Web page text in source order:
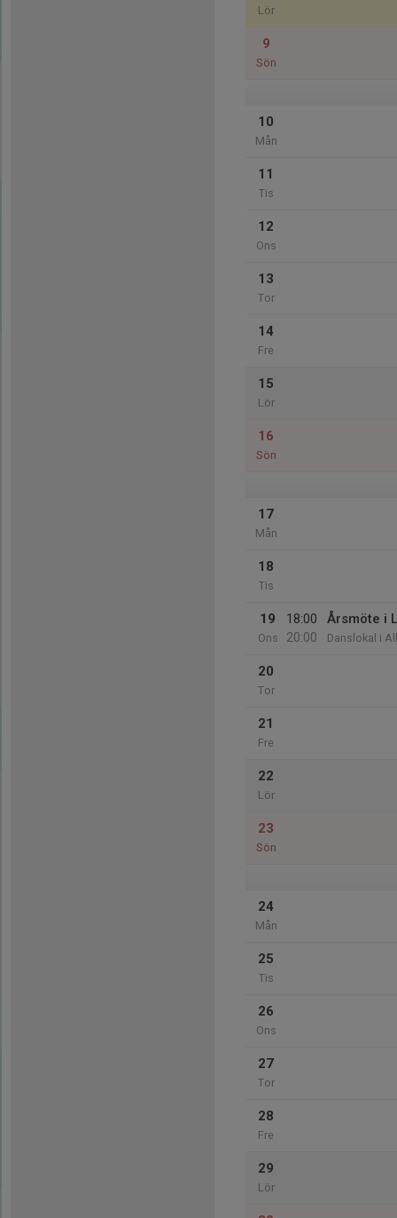
Lör
9
Sön
10
Mån
11
Tis
12
Ons
13
Tor
14
Fre
15
Lör
16
Sön
17
Mån
18
Tis
19
Ons
18:00
20:00
Årsmöte i
Danslokal i
20
Tor
21
Fre
22
Lör
23
Sön
24
Mån
25
Tis
26
Ons
27
Tor
28
Fre
29
Lör